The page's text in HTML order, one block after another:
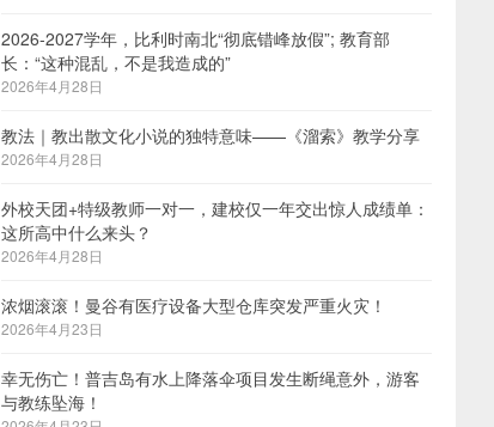
2026-2027学年，比利时南北“彻底错峰放假”; 教育部
长：“这种混乱，不是我造成的”
2026年4月28日
教法｜教出散文化小说的独特意味——《溜索》教学分享
2026年4月28日
外校天团+特级教师一对一，建校仅一年交出惊人成绩单：
这所高中什么来头？
2026年4月28日
浓烟滚滚！曼谷有医疗设备大型仓库突发严重火灾！
2026年4月23日
幸无伤亡！普吉岛有水上降落伞项目发生断绳意外，游客
与教练坠海！